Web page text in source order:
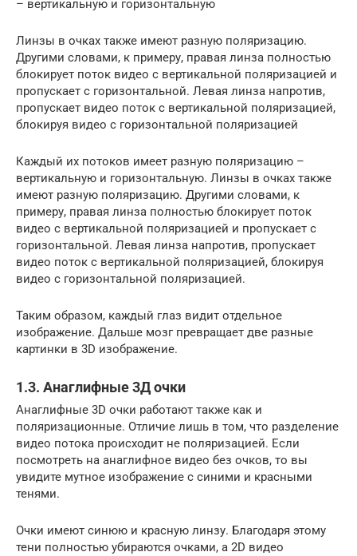
– вертикальную и горизонтальную
Линзы в очках также имеют разную поляризацию.
Другими словами, к примеру, правая линза полностью
блокирует поток видео с вертикальной поляризацией и
пропускает с горизонтальной. Левая линза напротив,
пропускает видео поток с вертикальной поляризацией,
блокируя видео с горизонтальной поляризацией
Каждый их потоков имеет разную поляризацию –
вертикальную и горизонтальную. Линзы в очках также
имеют разную поляризацию. Другими словами, к
примеру, правая линза полностью блокирует поток
видео с вертикальной поляризацией и пропускает с
горизонтальной. Левая линза напротив, пропускает
видео поток с вертикальной поляризацией, блокируя
видео с горизонтальной поляризацией.
Таким образом, каждый глаз видит отдельное
изображение. Дальше мозг превращает две разные
картинки в 3D изображение.
1.3. Анаглифные 3Д очки
Анаглифные 3D очки работают также как и
поляризационные. Отличие лишь в том, что разделение
видео потока происходит не поляризацией. Если
посмотреть на анаглифное видео без очков, то вы
увидите мутное изображение с синими и красными
тенями.
Очки имеют синюю и красную линзу. Благодаря этому
тени полностью убираются очками, а 2D видео